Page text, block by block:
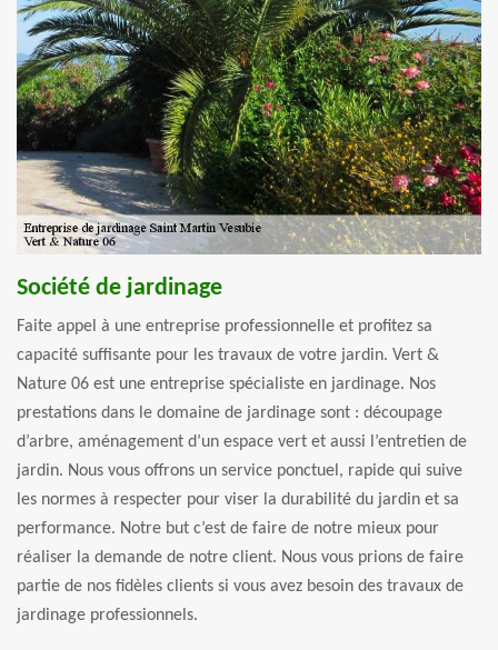
Société de jardinage
Faite appel à une entreprise professionnelle et profitez sa
capacité suffisante pour les travaux de votre jardin. Vert &
Nature 06 est une entreprise spécialiste en jardinage. Nos
prestations dans le domaine de jardinage sont : découpage
d’arbre, aménagement d’un espace vert et aussi l’entretien de
jardin. Nous vous offrons un service ponctuel, rapide qui suive
les normes à respecter pour viser la durabilité du jardin et sa
performance. Notre but c’est de faire de notre mieux pour
réaliser la demande de notre client. Nous vous prions de faire
partie de nos fidèles clients si vous avez besoin des travaux de
jardinage professionnels.